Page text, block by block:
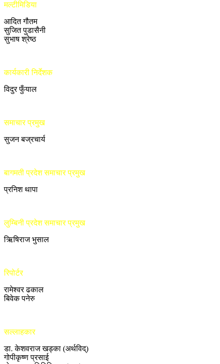
मल्टीमिडिया
आदित गौतम
सुजित पुडासैनी
सुभाष श्रेष्ठ
कार्यकारी निर्देशक
विदुर फुँयाल
समाचार प्रमुख
सुजन बज्रचार्य
बागमती प्रदेश समाचार प्रमुख
प्रनिश थापा
लुम्बिनी प्रदेश समाचार प्रमुख
ऋिषिराज भुसाल
रिपोर्टर
रामेश्वर ढकाल
बिवेक पनेरु
सल्लाहकार
डा. केशवराज खड्का (अर्थविद्)
गोपीकृष्ण प्रसाई